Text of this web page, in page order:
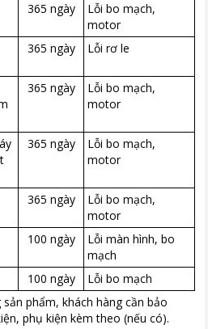
365 ngày
Lỗi bo mạch,
motor
365 ngày Lỗi rơ le
365 ngày
Lỗi bo mạch,
motor
365 ngày
Lỗi bo mạch,
motor
365 ngày
Lỗi bo mạch,
motor
100 ngày
Lỗi màn hình, bo
mạch
100 ngày
Lỗi bo mạch
phẩm, khách hàng cần bảo
phụ kiện kèm theo (nếu có).